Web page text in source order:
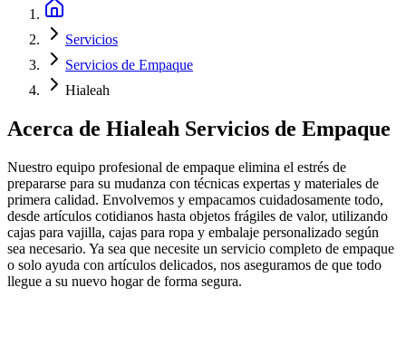
Servicios
Servicios de Empaque
Hialeah
Acerca de Hialeah Servicios de Empaque
Nuestro equipo profesional de empaque elimina el estrés de
prepararse para su mudanza con técnicas expertas y materiales de
primera calidad. Envolvemos y empacamos cuidadosamente todo,
desde artículos cotidianos hasta objetos frágiles de valor, utilizando
cajas para vajilla, cajas para ropa y embalaje personalizado según
sea necesario. Ya sea que necesite un servicio completo de empaque
o solo ayuda con artículos delicados, nos aseguramos de que todo
llegue a su nuevo hogar de forma segura.